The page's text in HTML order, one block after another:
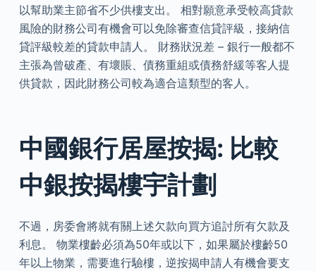
以幫助業主節省不少供樓支出。 相對願意承受較高貸款
風險的財務公司有機會可以免除審查信貸評級，接納信
貸評級較差的貸款申請人。 財務狀況差 – 銀行一般都不
主張為曾破產、有壞賬、債務重組或債務舒緩等客人提
供貸款，因此財務公司較為適合這類型的客人。
中國銀行居屋按揭: 比較
中銀按揭樓宇計劃
不過，房委會將就有關上述欠款向買方追討所有欠款及
利息。 物業樓齡必須為50年或以下，如果屬於樓齡50
年以上物業，需要進行驗樓，逆按揭申請人有機會要支